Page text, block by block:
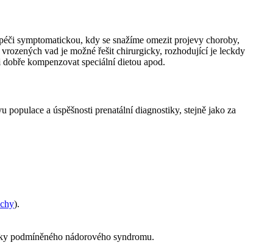
symptomatickou, kdy se snažíme omezit projevy choroby,
vad je možné řešit chirurgicky, rozhodující je leckdy
kompenzovat speciální dietou apod.
a úspěšnosti prenatální diagnostiky, stejně jako za
).
podmíněného nádorového syndromu.